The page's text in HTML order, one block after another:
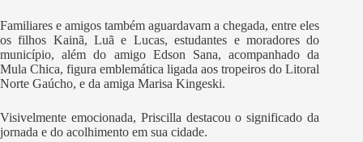
Familiares e amigos também aguardavam a chegada, entre eles
os filhos Kainã, Luã e Lucas, estudantes e moradores do
município, além do amigo Edson Sana, acompanhado da
Mula Chica, figura emblemática ligada aos tropeiros do Litoral
Norte Gaúcho, e da amiga Marisa Kingeski.
Visivelmente emocionada, Priscilla destacou o significado da
jornada e do acolhimento em sua cidade.